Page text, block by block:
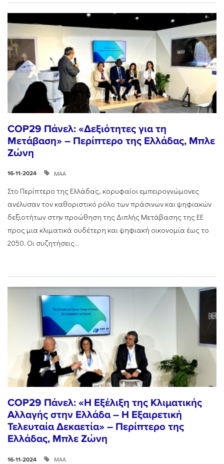
COP29 Πάνελ: «Δεξιότητες για τη
Μετάβαση» – Περίπτερο της Ελλάδας, Μπλε
Ζώνη
16-11-2024 ΜΑΑ
Στο Περίπτερο της Ελλάδας, κορυφαίοι εμπειρογνώμονες
ανέλυσαν τον καθοριστικό ρόλο των πράσινων και ψηφιακών
δεξιοτήτων στην προώθηση της Διπλής Μετάβασης της ΕΕ
προς μια κλιματικά ουδέτερη και ψηφιακή οικονομία έως το
2050. Οι συζητήσεις...
COP29 Πάνελ: «Η Εξέλιξη της Κλιματικής
Αλλαγής στην Ελλάδα – Η Εξαιρετική
Τελευταία Δεκαετία» – Περίπτερο της
Ελλάδας, Μπλε Ζώνη
16-11-2024 ΜΑΑ